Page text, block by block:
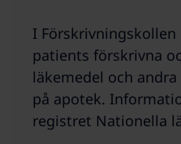
I Förskrivningskollen
patients förskrivna
läkemedel och
på apotek.
registret Nationella